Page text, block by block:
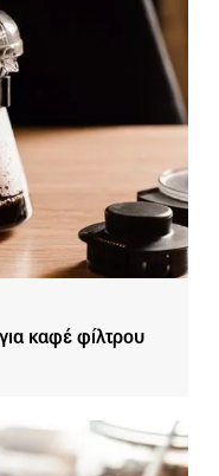
καφέ φίλτρου